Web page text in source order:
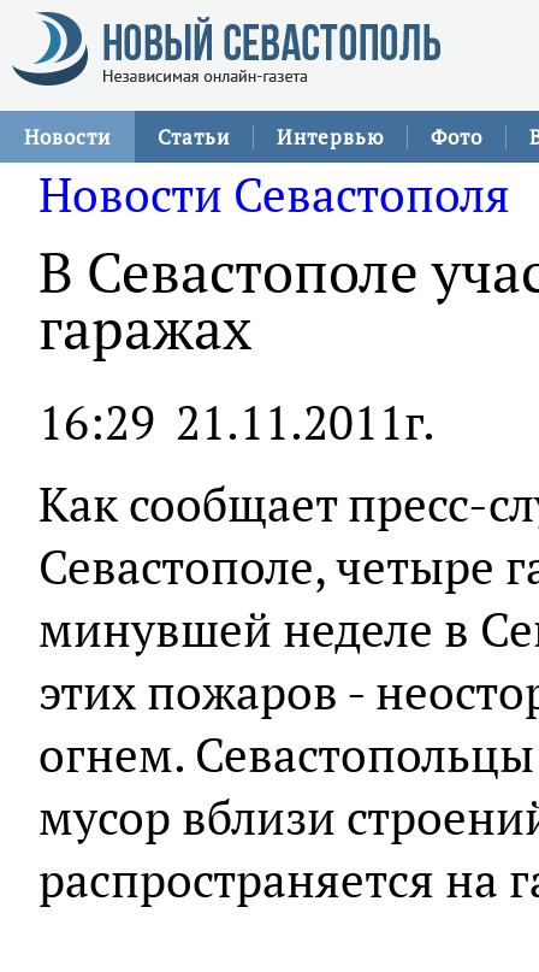
Новости Статьи Интервью Фото
Новости Севастополя
В Севастополе
гаражах
16:29 21.11.2011г.
Как сообщает пресс-
Севастополе, четыре
минувшей неделе в
этих пожаров -
огнем.
мусор вблизи
распространяется на